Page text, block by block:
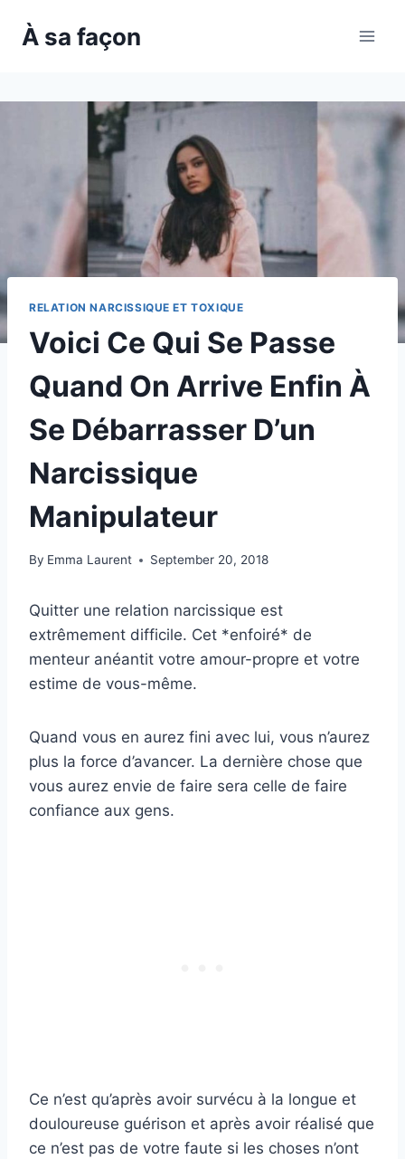
À sa façon
RELATION NARCISSIQUE ET TOXIQUE
Voici Ce Qui Se Passe
Quand On Arrive Enfin À
Se Débarrasser D’un
Narcissique
Manipulateur
By Emma Laurent September 20, 2018
Quitter une relation narcissique est
extrêmement difficile. Cet *enfoiré* de
menteur anéantit votre amour-propre et votre
estime de vous-même.
Quand vous en aurez fini avec lui, vous n’aurez
plus la force d’avancer. La dernière chose que
vous aurez envie de faire sera celle de faire
confiance aux gens.
Ce n’est qu’après avoir survécu à la longue et
douloureuse guérison et après avoir réalisé que
ce n’est pas de votre faute si les choses n’ont